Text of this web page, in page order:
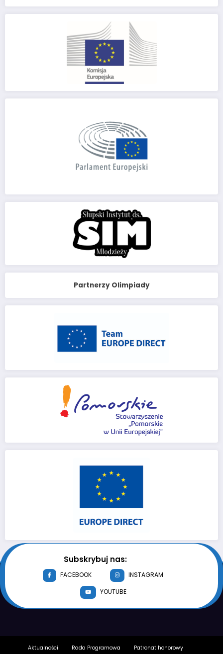
Partnerzy Olimpiady
Subskrybuj nas:
FACEBOOK
INSTAGRAM
YOUTUBE
Aktualności Rada Programowa
Patronat honorowy